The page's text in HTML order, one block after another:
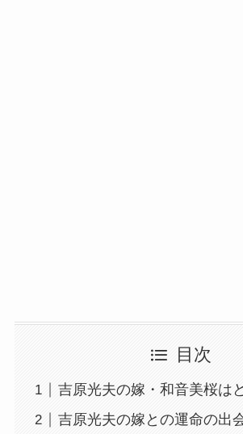
目次
吉原光夫の嫁・和音美桜は
吉原光夫の嫁との運命の出